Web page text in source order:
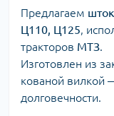
Предлагаем
Ц110, Ц125,
тракторов МТЗ.
Изготовлен из
кованой вилкой
долговечности.